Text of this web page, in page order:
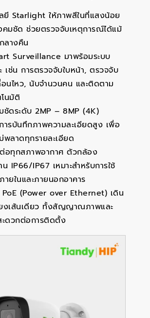
ลยี Starlight ให้ภาพสีในที่แสงน้อย
คมชัด ช่วยตรวจจับเหตุการณ์ได้แม้
ลางคืน
Surveillance มาพร้อมระบบ
เช่น การตรวจจับใบหน้า, ตรวจจับ
อนไหว, นับจำนวนคน และติดตาม
นมัติ
ชัดระดับ 2MP – 8MP (4K)
ารบันทึกภาพความละเอียดสูง เพื่อ
พลาดทุกรายละเอียด
อทุกสภาพอากาศ ตัวกล้อง
น IP66/IP67 เหมาะสำหรับการใช้
ายในและภายนอกอาคาร
(Power over Ethernet) เดิน
งเส้นเดียว ทั้งสัญญาณภาพและ
ดวกต่อการติดตั้ง